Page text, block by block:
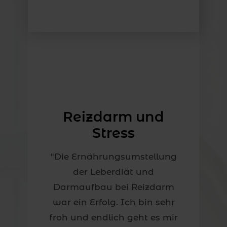
Stress führte zu einer Gewichtszunahme,
Insulinresistenz zu verbessern. Zusätzlich
um 10–15 Messpunkte, er verlor über 14
kg und die Hüftschmerzen verschwanden
Reizdarm und
Stress
"Die Ernährungsumstellung
der Leberdiät und
Darmaufbau bei Reizdarm
war ein Erfolg. Ich bin sehr
froh und endlich geht es mir